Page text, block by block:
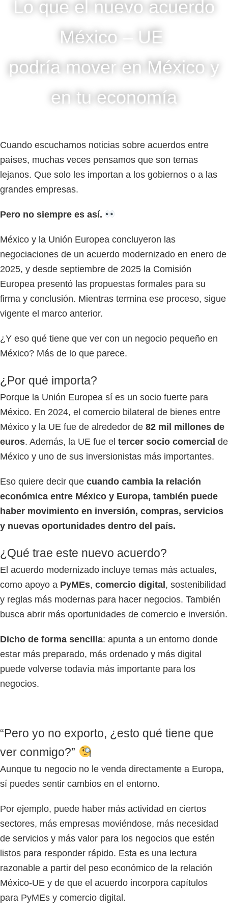
Lo que el nuevo acuerdo
México – UE
podría mover en México y
en tu economía
Cuando escuchamos noticias sobre acuerdos entre
países, muchas veces pensamos que son temas
lejanos. Que solo les importan a los gobiernos o a las
grandes empresas.
Pero no siempre es así.
México y la Unión Europea concluyeron las
negociaciones de un acuerdo modernizado en enero de
2025, y desde septiembre de 2025 la Comisión
Europea presentó las propuestas formales para su
firma y conclusión. Mientras termina ese proceso, sigue
vigente el marco anterior.
¿Y eso qué tiene que ver con un negocio pequeño en
México? Más de lo que parece.
¿Por qué importa?
Porque la Unión Europea sí es un socio fuerte para
México. En 2024, el comercio bilateral de bienes entre
México y la UE fue de alrededor de 82 mil millones de
euros. Además, la UE fue el tercer socio comercial de
México y uno de sus inversionistas más importantes.
Eso quiere decir que cuando cambia la relación
económica entre México y Europa, también puede
haber movimiento en inversión, compras, servicios
y nuevas oportunidades dentro del país.
¿Qué trae este nuevo acuerdo?
El acuerdo modernizado incluye temas más actuales,
como apoyo a PyMEs, comercio digital , sostenibilidad
y reglas más modernas para hacer negocios. También
busca abrir más oportunidades de comercio e inversión.
Dicho de forma sencilla: apunta a un entorno donde
estar más preparado, más ordenado y más digital
puede volverse todavía más importante para los
negocios.
“Pero yo no exporto, ¿esto qué tiene que
ver conmigo?”
Aunque tu negocio no le venda directamente a Europa,
sí puedes sentir cambios en el entorno.
Por ejemplo, puede haber más actividad en ciertos
sectores, más empresas moviéndose, más necesidad
de servicios y más valor para los negocios que estén
listos para responder rápido. Esta es una lectura
razonable a partir del peso económico de la relación
México-UE y de que el acuerdo incorpora capítulos
para PyMEs y comercio digital.